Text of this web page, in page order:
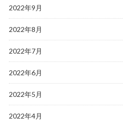
2022年9月
2022年8月
2022年7月
2022年6月
2022年5月
2022年4月